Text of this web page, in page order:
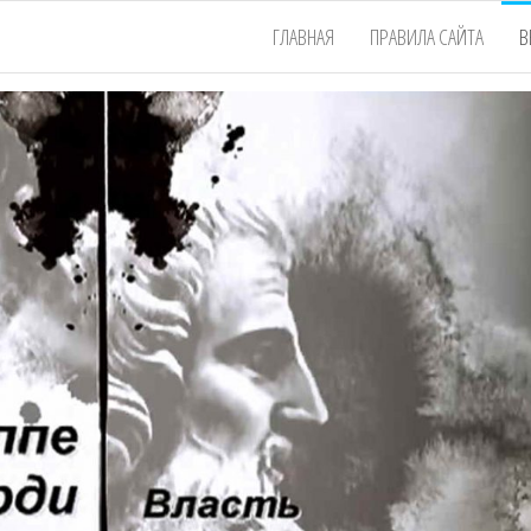
ГЛАВНАЯ ПРАВИЛА САЙТА